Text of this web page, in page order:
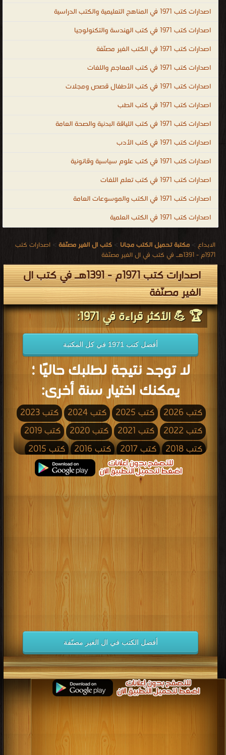
اصدارات كتب 1971 في المناهج التعليمية والكتب الدراسية
اصدارات كتب 1971 في كتب الهندسة والتكنولوجيا
اصدارات كتب 1971 في الكتب الغير مصنّفة
اصدارات كتب 1971 في كتب المعاجم واللغات
اصدارات كتب 1971 في كتب الأطفال قصص ومجلات
اصدارات كتب 1971 في كتب الطب
اصدارات كتب 1971 في كتب اللياقة البدنية والصحة العامة
اصدارات كتب 1971 في كتب الأدب
اصدارات كتب 1971 في كتب علوم سياسية وقانونية
اصدارات كتب 1971 في كتب تعلم اللغات
اصدارات كتب 1971 في الكتب والموسوعات العامة
اصدارات كتب 1971 في الكتب العلمية
الابداع > مكتبة تحميل الكتب مجانا > كتب ال الغير مصنّفة > اصدارات كتب
1971م - 1391هـ في كتب في ال الغير مصنّفة
اصدارات كتب 1971م - 1391هـ في كتب ال
الغير مصنّفة
🏆 💪 الأكثر قراءة في 1971:
أفضل كتب 1971 في كل المكتبة
لا توجد نتيجة لطلبك حاليًا ؛
يمكنك اختيار سنة أخرى:
كتب 2026 كتب 2025 كتب 2024
كتب 2023
كتب 2022
كتب 2021 كتب 2020
كتب 2019
كتب 2018
كتب 2017 كتب 2016
كتب 2015
كتب 2013 كتب 2012
كتب 2011
كتب 2009 كتب 2008
كتب 2006
كتب 2005 كتب 2004
كتب 2003
كتب 2000
كتب 1992
كتب 1991
كتب 1990
كتب 1989 كتب 1988
كتب 1987
كتب 1984
كتب 1983
كتب 1980
كتب 1979
كتب 1978
كتب 1977 كتب 1976
كتب 1975
كتب 1974
كتب 1973 كتب 1972
كتب 1971
كتب 1970
كتب 1969 كتب 1968
كتب 1967
كتب 1966
كتب 1965 كتب 1964
كتب 1963
كتب 1962
كتب 1961 كتب 1960
كتب 1959
كتب 1957
كتب 1952
كتب 1951
أفضل الكتب في ال الغير مصنّفة